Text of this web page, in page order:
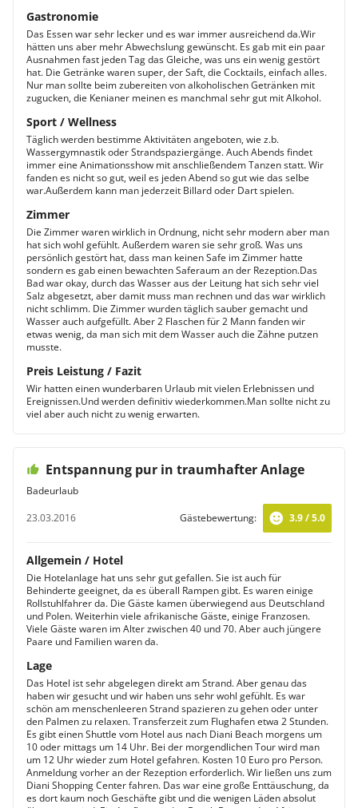
Gastronomie
Das Essen war sehr lecker und es war immer ausreichend da.Wir
hätten uns aber mehr Abwechslung gewünscht. Es gab mit ein paar
Ausnahmen fast jeden Tag das Gleiche, was uns ein wenig gestört
hat. Die Getränke waren super, der Saft, die Cocktails, einfach alles.
Nur man sollte beim zubereiten von alkoholischen Getränken mit
zugucken, die Kenianer meinen es manchmal sehr gut mit Alkohol.
Sport / Wellness
Täglich werden bestimme Aktivitäten angeboten, wie z.b.
Wassergymnastik oder Strandspaziergänge. Auch Abends findet
immer eine Animationsshow mit anschließendem Tanzen statt. Wir
fanden es nicht so gut, weil es jeden Abend so gut wie das selbe
war.Außerdem kann man jederzeit Billard oder Dart spielen.
Zimmer
Die Zimmer waren wirklich in Ordnung, nicht sehr modern aber man
hat sich wohl gefühlt. Außerdem waren sie sehr groß. Was uns
persönlich gestört hat, dass man keinen Safe im Zimmer hatte
sondern es gab einen bewachten Saferaum an der Rezeption.Das
Bad war okay, durch das Wasser aus der Leitung hat sich sehr viel
Salz abgesetzt, aber damit muss man rechnen und das war wirklich
nicht schlimm. Die Zimmer wurden täglich sauber gemacht und
Wasser auch aufgefüllt. Aber 2 Flaschen für 2 Mann fanden wir
etwas wenig, da man sich mit dem Wasser auch die Zähne putzen
musste.
Preis Leistung / Fazit
Wir hatten einen wunderbaren Urlaub mit vielen Erlebnissen und
Ereignissen.Und werden definitiv wiederkommen.Man sollte nicht zu
viel aber auch nicht zu wenig erwarten.
Entspannung pur in traumhafter Anlage
Badeurlaub
23.03.2016
Gästebewertung: 3.9 / 5.0
Allgemein / Hotel
Die Hotelanlage hat uns sehr gut gefallen. Sie ist auch für
Behinderte geeignet, da es überall Rampen gibt. Es waren einige
Rollstuhlfahrer da. Die Gäste kamen überwiegend aus Deutschland
und Polen. Weiterhin viele afrikanische Gäste, einige Franzosen.
Viele Gäste waren im Alter zwischen 40 und 70. Aber auch jüngere
Paare und Familien waren da.
Lage
Das Hotel ist sehr abgelegen direkt am Strand. Aber genau das
haben wir gesucht und wir haben uns sehr wohl gefühlt. Es war
schön am menschenleeren Strand spazieren zu gehen oder unter
den Palmen zu relaxen. Transferzeit zum Flughafen etwa 2 Stunden.
Es gibt einen Shuttle vom Hotel aus nach Diani Beach morgens um
10 oder mittags um 14 Uhr. Bei der morgendlichen Tour wird man
um 12 Uhr wieder zum Hotel gefahren. Kosten 10 Euro pro Person.
Anmeldung vorher an der Rezeption erforderlich. Wir ließen uns zum
Diani Shopping Center fahren. Das war eine große Enttäuschung, da
es dort kaum noch Geschäfte gibt und die wenigen Läden absolut